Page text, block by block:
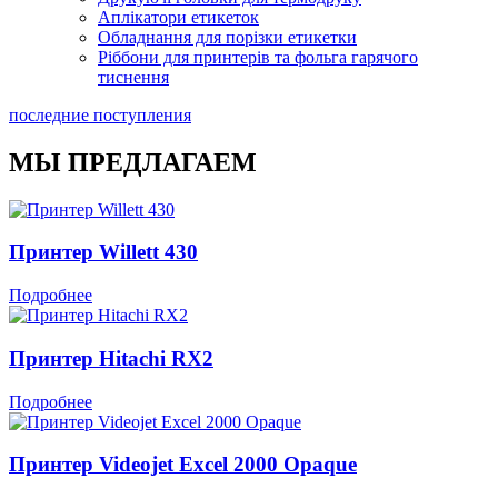
Аплікатори етикеток
Обладнання для порізки етикетки
Ріббони для принтерів та фольга гарячого
тиснення
последние поступления
МЫ ПРЕДЛАГАЕМ
Принтер Willett 430
Подробнее
Принтер Hitachi RX2
Подробнее
Принтер Videojet Excel 2000 Opaque